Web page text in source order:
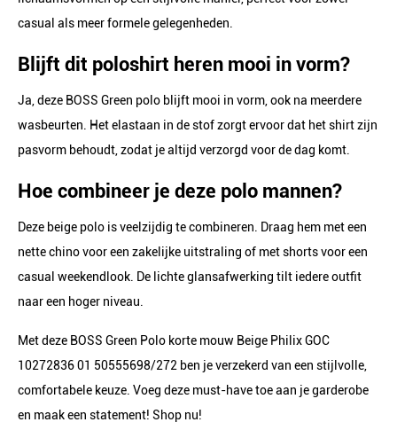
casual als meer formele gelegenheden.
Blijft dit poloshirt heren mooi in vorm?
Ja, deze BOSS Green polo blijft mooi in vorm, ook na meerdere
wasbeurten. Het elastaan in de stof zorgt ervoor dat het shirt zijn
pasvorm behoudt, zodat je altijd verzorgd voor de dag komt.
Hoe combineer je deze polo mannen?
Deze beige polo is veelzijdig te combineren. Draag hem met een
nette chino voor een zakelijke uitstraling of met shorts voor een
casual weekendlook. De lichte glansafwerking tilt iedere outfit
naar een hoger niveau.
Met deze BOSS Green Polo korte mouw Beige Philix GOC
10272836 01 50555698/272 ben je verzekerd van een stijlvolle,
comfortabele keuze. Voeg deze must-have toe aan je garderobe
en maak een statement! Shop nu!